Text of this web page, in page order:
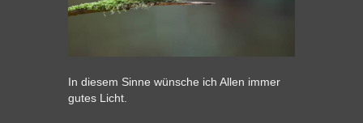
In diesem Sinne wünsche ich Allen immer
gutes Licht.